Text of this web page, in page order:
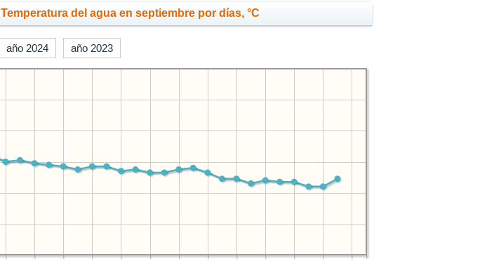
Temperatura del agua en septiembre por días, °C
año 2024 año 2023